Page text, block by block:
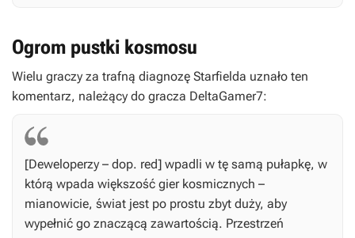
Ogrom pustki kosmosu
Wielu graczy za trafną diagnozę Starfielda uznało ten
komentarz, należący do gracza DeltaGamer7:
[Deweloperzy – dop. red] wpadli w tę samą pułapkę, w
którą wpada większość gier kosmicznych –
mianowicie, świat jest po prostu zbyt duży, aby
wypełnić go znaczącą zawartością. Przestrzeń